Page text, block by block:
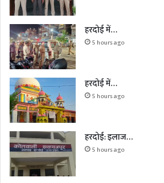
हरदोई में…
5 hours ago
हरदोई में…
5 hours ago
हरदोई: इलाज…
5 hours ago